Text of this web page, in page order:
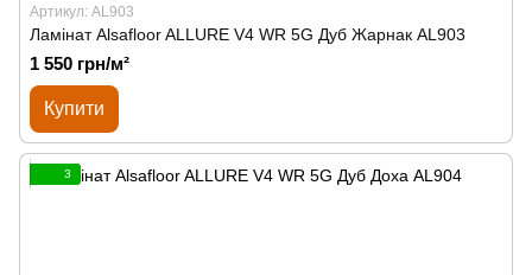
Артикул: AL903
Ламінат Alsafloor ALLURE V4 WR 5G Дуб Жарнак AL903
1 550 грн/м²
Купити
3